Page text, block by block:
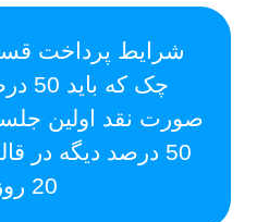
شرایط پرداخت
چک
صورت نقد اولین
50 درصد دیگه
20 روز